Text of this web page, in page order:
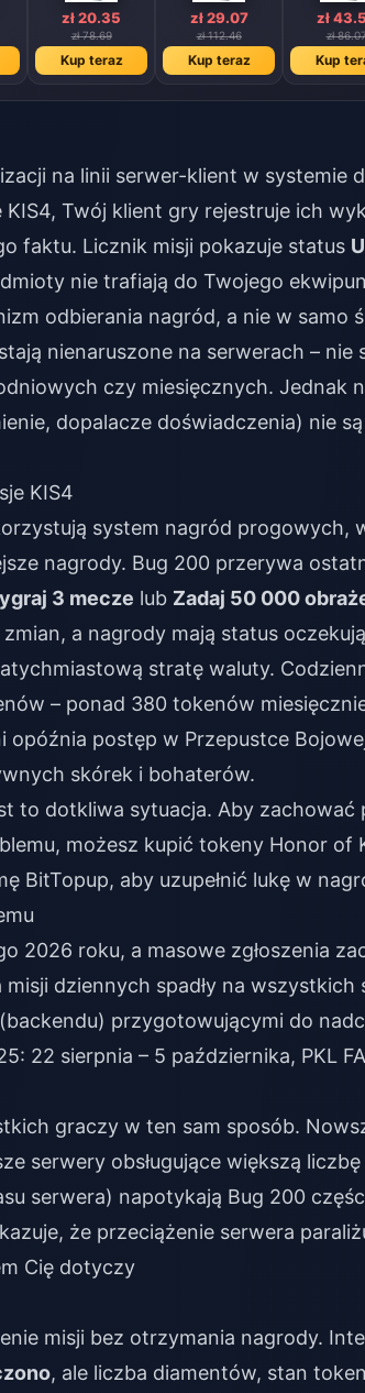
zł 20.35
zł 78.69
Kup teraz
zł 29.07
zł 112.46
Kup teraz
zł
zł
Kup
na linii serwer-klient w systemie
Twój klient gry rejestruje ich
faktu. Licznik misji pokazuje status
nie trafiają do Twojego
odbierania nagród, a nie w samo
nienaruszone na serwerach –
czy miesięcznych. Jednak
dopalacze doświadczenia) nie
KIS4
system nagród progowych,
nagrody. Bug 200 przerywa
3 mecze lub Zadaj 50 000
a nagrody mają status
stratę waluty.
– ponad 380 tokenów
postęp w Przepustce
skórek i bohaterów.
to dotkliwa sytuacja. Aby zachować
możesz kupić tokeny Honor of
BitTopup, aby uzupełnić lukę w
2026 roku, a masowe zgłoszenia
dziennych spadły na wszystkich
przygotowującymi do
22 sierpnia – 5 października, PKL
graczy w ten sam sposób.
serwery obsługujące większą
serwera) napotykają Bug 200
że przeciążenie serwera
Cię dotyczy
misji bez otrzymania nagrody.
, ale liczba diamentów, stan